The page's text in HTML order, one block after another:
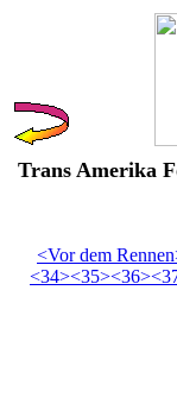
Trans Amerika
<Vor dem
<34><35><36>